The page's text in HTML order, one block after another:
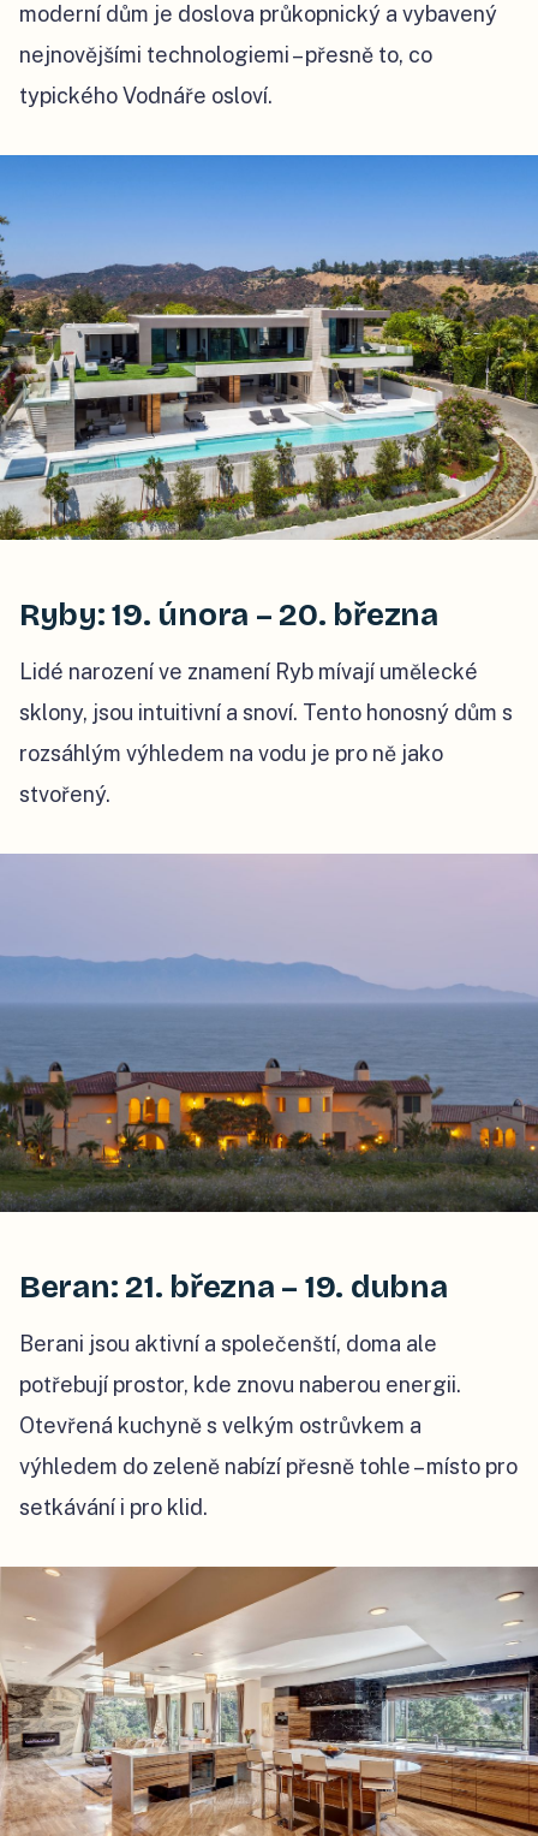
moderní dům je doslova průkopnický a vybavený
nejnovějšími technologiemi – přesně to, co
typického Vodnáře osloví.
Ryby: 19. února – 20. března
Lidé narození ve znamení Ryb mívají umělecké
sklony, jsou intuitivní a snoví. Tento honosný dům s
rozsáhlým výhledem na vodu je pro ně jako
stvořený.
Beran: 21. března – 19. dubna
Berani jsou aktivní a společenští, doma ale
potřebují prostor, kde znovu naberou energii.
Otevřená kuchyně s velkým ostrůvkem a
výhledem do zeleně nabízí přesně tohle – místo pro
setkávání i pro klid.